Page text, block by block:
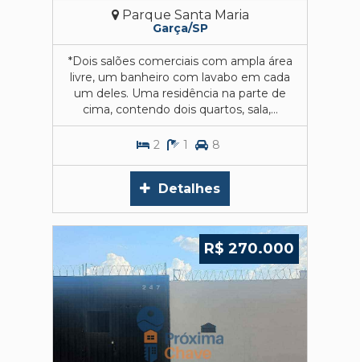
Parque Santa Maria
Garça/SP
*Dois salões comerciais com ampla área
livre, um banheiro com lavabo em cada
um deles. Uma residência na parte de
cima, contendo dois quartos, sala,...
2 1 8
Detalhes
R$ 270.000